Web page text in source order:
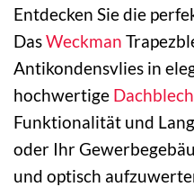
Entdecken Sie die
DasWeckman
Antikondensvlies in
hochwertige Dachblech
Funktionalität und
oder Ihr
und optisch